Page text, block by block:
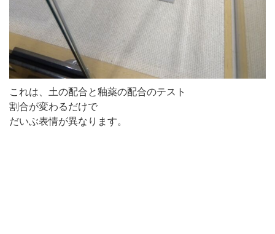
これは、土の配合と釉薬の配合のテスト
割合が変わるだけで
だいぶ表情が異なります。